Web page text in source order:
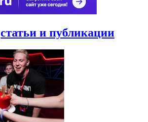
статьи и публикации